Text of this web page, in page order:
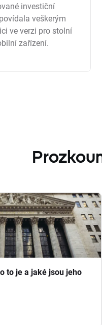
investiční
veškerým
ve verzi pro stolní
zařízení.
to je a jaké jsou jeho